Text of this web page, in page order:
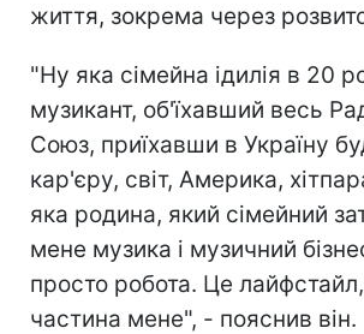
життя, зокрема через
"Ну яка сімейна ідилія в 20
музикант, об'їхавший весь
Союз, приїхавши в Україну
кар'єру, світ, Америка,
яка родина, який сімейний
мене музика і музичний
просто робота. Це
частина мене", - пояснив він.